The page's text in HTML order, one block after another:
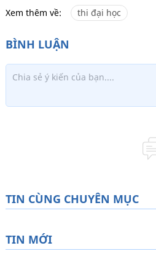
Xem thêm về: thi đại học
TIN CÙNG CHUYÊN MỤC
TIN MỚI